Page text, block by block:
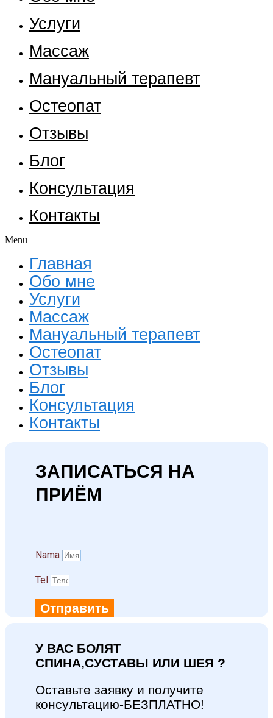
Услуги
Массаж
Мануальный терапевт
Остеопат
Отзывы
Блог
Консультация
Контакты
Menu
Главная
Обо мне
Услуги
Массаж
Мануальный терапевт
Остеопат
Отзывы
Блог
Консультация
Контакты
ЗАПИСАТЬСЯ НА
ПРИЁМ
Namа
Tel
Отправить
У ВАС БОЛЯТ
СПИНА,СУСТАВЫ ИЛИ ШЕЯ ?
Оставьте заявку и получите
консультацию-БЕЗПЛАТНО!